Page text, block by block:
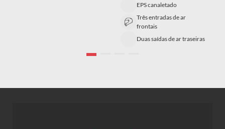
EPS canaletado
Três entradas de ar
frontais
Duas saídas de ar traseiras